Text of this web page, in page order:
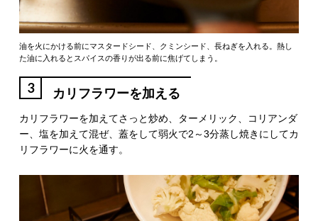
油を火にかける前にマスタードシード、クミンシード、長ねぎを入れる。熱し
た油に入れるとスパイスの香りが出る前に焦げてしまう。
3 カリフラワーを加える
カリフラワーを加えてさっと炒め、ターメリック、コリアンダ
ー、塩を加えて混ぜ、蓋をして弱火で2～3分蒸し焼きにしてカ
リフラワーに火を通す。